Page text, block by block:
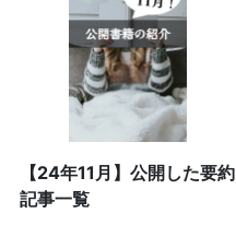
【24年11月】公開した要約
記事一覧